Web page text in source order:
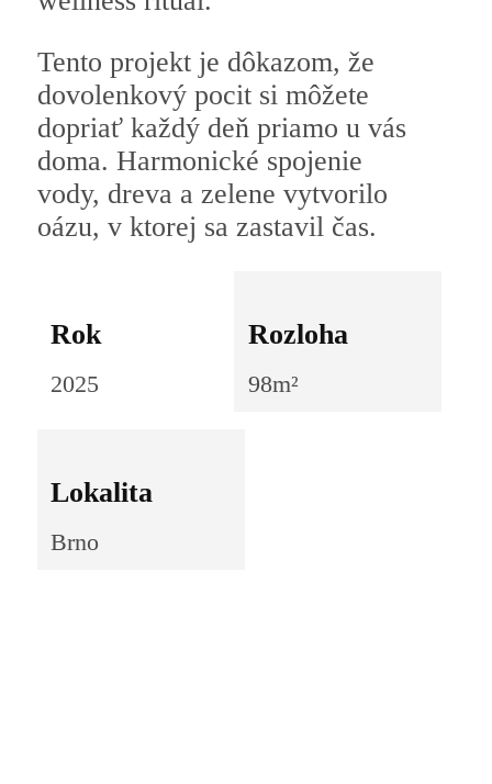
Tento projekt je dôkazom, že
dovolenkový pocit si môžete
dopriať každý deň priamo u vás
doma. Harmonické spojenie
vody, dreva a zelene vytvorilo
oázu, v ktorej sa zastavil čas.
Rok
2025
Rozloha
98m²
Lokalita
Brno